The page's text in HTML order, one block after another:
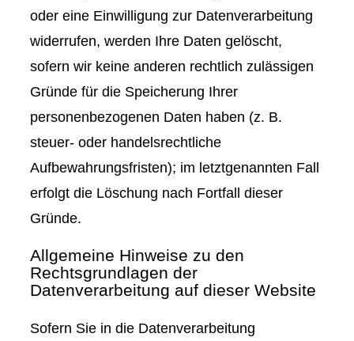
oder eine Einwilligung zur Datenverarbeitung
widerrufen, werden Ihre Daten gelöscht,
sofern wir keine anderen rechtlich zulässigen
Gründe für die Speicherung Ihrer
personenbezogenen Daten haben (z. B.
steuer- oder handelsrechtliche
Aufbewahrungsfristen); im letztgenannten Fall
erfolgt die Löschung nach Fortfall dieser
Gründe.
Allgemeine Hinweise zu den
Rechtsgrundlagen der
Datenverarbeitung auf dieser Website
Sofern Sie in die Datenverarbeitung